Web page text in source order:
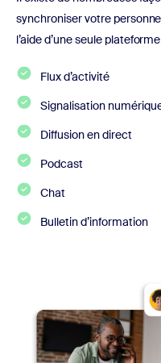
synchroniser votre
l’aide d’une seule
Flux d’activité
Signalisation
Diffusion en direct
Podcast
Chat
Bulletin d’information